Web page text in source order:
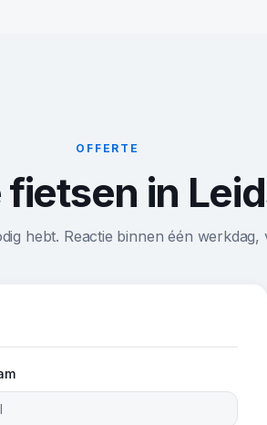
OFFERTE
in
hebt. Reactie binnen één werkdag,